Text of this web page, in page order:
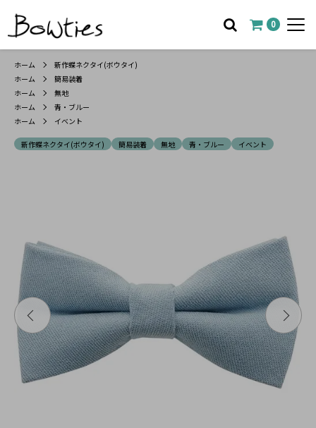
0
ホーム
新作蝶ネクタイ(ボウタイ)
ホーム
簡易装着
ホーム
無地
ホーム
青・ブルー
ホーム
イベント
新作蝶ネクタイ(ボウタイ) 簡易装着 無地 青・ブルー イベント